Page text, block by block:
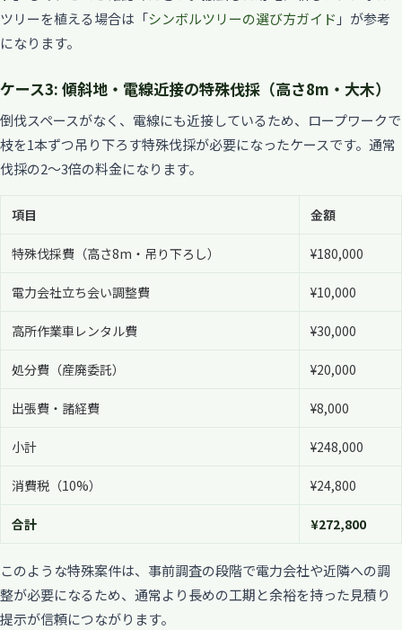
ツリーを植える場合は「シンボルツリーの選び方ガイド 」が参考
になります。
ケース3: 傾斜地・電線近接の特殊伐採（高さ8m・大木）
倒伐スペースがなく、電線にも近接しているため、ロープワークで
枝を1本ずつ吊り下ろす特殊伐採が必要になったケースです。通常
伐採の2〜3倍の料金になります。
項目 金額
特殊伐採費（高さ8m・吊り下ろし） ¥180,000
電力会社立ち会い調整費 ¥10,000
高所作業車レンタル費 ¥30,000
処分費（産廃委託） ¥20,000
出張費・諸経費 ¥8,000
小計 ¥248,000
消費税（10%） ¥24,800
合計 ¥272,800
このような特殊案件は、事前調査の段階で電力会社や近隣への調
整が必要になるため、通常より長めの工期と余裕を持った見積り
提示が信頼につながります。